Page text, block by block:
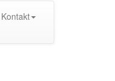
Kontakt